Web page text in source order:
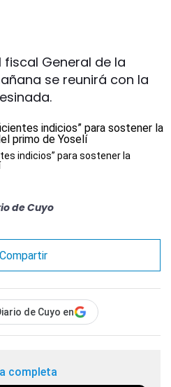
fiscal General de la
se reunirá con la
indicios” para sostener la
de Cuyo
Compartir
de Cuyo en
completa